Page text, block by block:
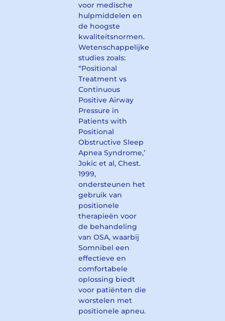
voor medische
hulpmiddelen en
de hoogste
kwaliteitsnormen.
Wetenschappelijke
studies zoals:
“Positional
Treatment vs
Continuous
Positive Airway
Pressure in
Patients with
Positional
Obstructive Sleep
Apnea Syndrome,’
Jokic et al, Chest.
1999,
ondersteunen het
gebruik van
positionele
therapieën voor
de behandeling
van OSA, waarbij
Somnibel een
effectieve en
comfortabele
oplossing biedt
voor patiënten die
worstelen met
positionele apneu.